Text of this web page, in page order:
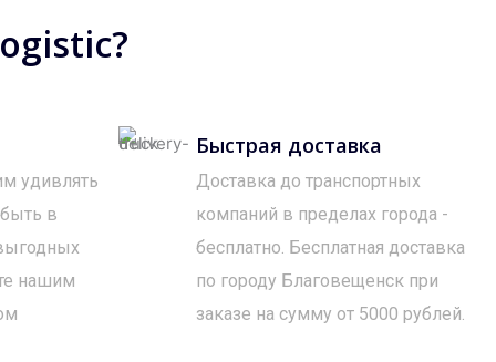
удивлять
в
нашим
Быстрая доставка
Доставка до транспортных
компаний в пределах города -
бесплатно. Бесплатная доставка
по городу Благовещенск при
заказе на сумму от 5000 рублей.